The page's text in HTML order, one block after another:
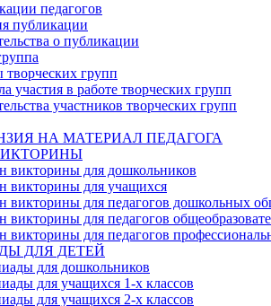
педагогов
публикации
о публикации
творческих групп
участия в работе творческих групп
участников творческих групп
НА МАТЕРИАЛ ПЕДАГОГА
викторины для дошкольников
викторины для учащихся
викторины для педагогов дошкольных
викторины для педагогов
викторины для педагогов
ДЛЯ ДЕТЕЙ
для дошкольников
для учащихся 1-х классов
для учащихся 2-х классов